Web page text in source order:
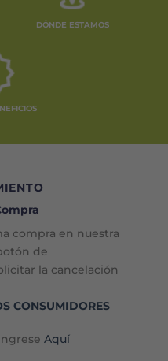
DÓNDE ESTAMOS
compra en nuestra
de
la cancelación
CONSUMIDORES
Aquí